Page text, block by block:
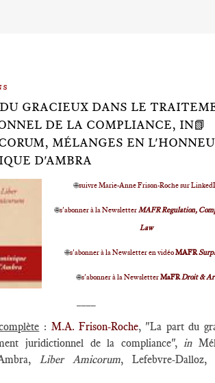
DU GRACIEUX DANS LE
DE LA COMPLIANCE, IN📗
MÉLANGES EN
D'AMBRA
🌐suivre Marie-Anne Frison-Roche sur
🌐s'abonner à la NewsletterMAFR Regulation,
Law
🌐s'abonner à la Newsletter en vidéoMAFR
🌐s'abonner à la NewsletterMaFRDroit &
: M.A. Frison-Roche, "La part du
juridictionnel de la compliance",in
Liber Amicorum, Lefebvre-Dalloz,